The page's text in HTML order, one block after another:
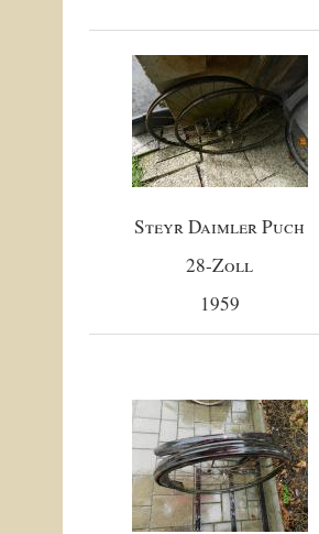
Steyr Daimler Puch
28-Zoll
1959